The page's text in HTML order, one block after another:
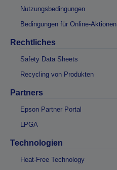
Nutzungsbedingungen
Bedingungen für Online-Aktionen
Rechtliches
Safety Data Sheets
Recycling von Produkten
Partners
Epson Partner Portal
LPGA
Technologien
Heat-Free Technology